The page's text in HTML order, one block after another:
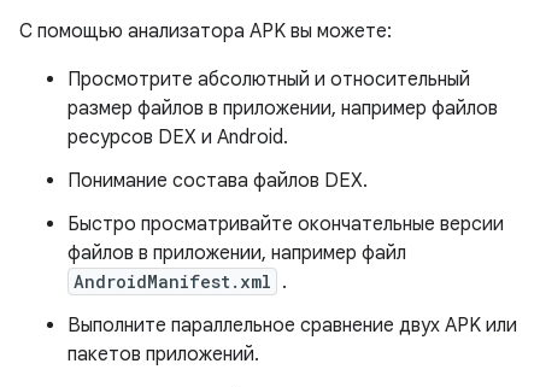
С помощью анализатора APK вы можете:
Просмотрите абсолютный и относительный
размер файлов в приложении, например файлов
ресурсов DEX и Android.
Понимание состава файлов DEX.
Быстро просматривайте окончательные версии
файлов в приложении, например файл
AndroidManifest.xml .
Выполните параллельное сравнение двух APK или
пакетов приложений.